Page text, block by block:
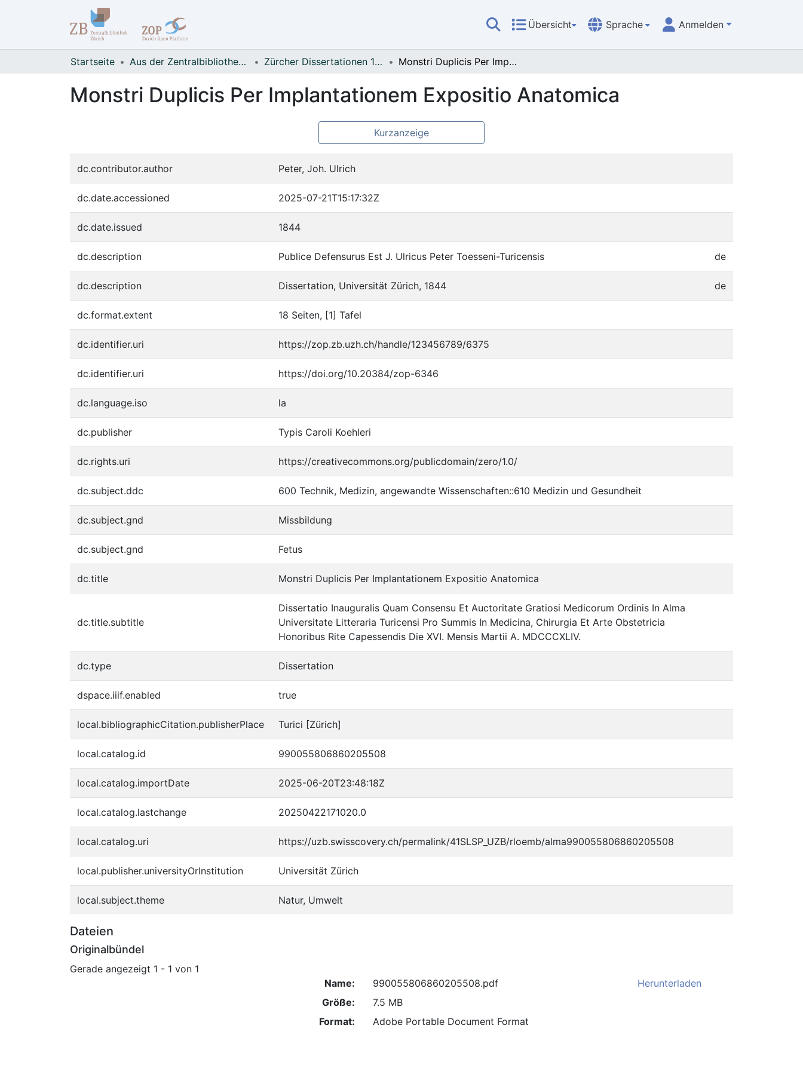
Übersicht Sprache Anmelden
Startseite Aus der Zentralbibliothek Zürich Zürcher Dissertationen 1833-1900 Monstri Duplicis Per Implantationem Expositio Anatomica
Monstri Duplicis Per Implantationem Expositio Anatomica
Kurzanzeige
dc.contributor.author Peter, Joh. Ulrich
dc.date.accessioned 2025-07-21T15:17:32Z
dc.date.issued 1844
dc.description Publice Defensurus Est J. Ulricus Peter Toesseni-Turicensis de
dc.description Dissertation, Universität Zürich, 1844 de
dc.format.extent 18 Seiten, [1] Tafel
dc.identifier.uri https://zop.zb.uzh.ch/handle/123456789/6375
dc.identifier.uri https://doi.org/10.20384/zop-6346
dc.language.iso la
dc.publisher Typis Caroli Koehleri
dc.rights.uri https://creativecommons.org/publicdomain/zero/1.0/
dc.subject.ddc 600 Technik, Medizin, angewandte Wissenschaften::610 Medizin und Gesundheit
dc.subject.gnd Missbildung
dc.subject.gnd Fetus
dc.title Monstri Duplicis Per Implantationem Expositio Anatomica
dc.title.subtitle
Dissertatio Inauguralis Quam Consensu Et Auctoritate Gratiosi Medicorum Ordinis In Alma
Universitate Litteraria Turicensi Pro Summis In Medicina, Chirurgia Et Arte Obstetricia
Honoribus Rite Capessendis Die XVI. Mensis Martii A. MDCCCXLIV.
dc.type Dissertation
dspace.iiif.enabled true
local.bibliographicCitation.publisherPlace Turici [Zürich]
local.catalog.id 990055806860205508
local.catalog.importDate 2025-06-20T23:48:18Z
local.catalog.lastchange 20250422171020.0
local.catalog.uri https://uzb.swisscovery.ch/permalink/41SLSP_UZB/rloemb/alma990055806860205508
local.publisher.universityOrInstitution Universität Zürich
local.subject.theme Natur, Umwelt
Dateien
Originalbündel
Gerade angezeigt 1 - 1 von 1
Name:
990055806860205508.pdf
Größe:
7.5 MB
Format:
Adobe Portable Document Format
Herunterladen